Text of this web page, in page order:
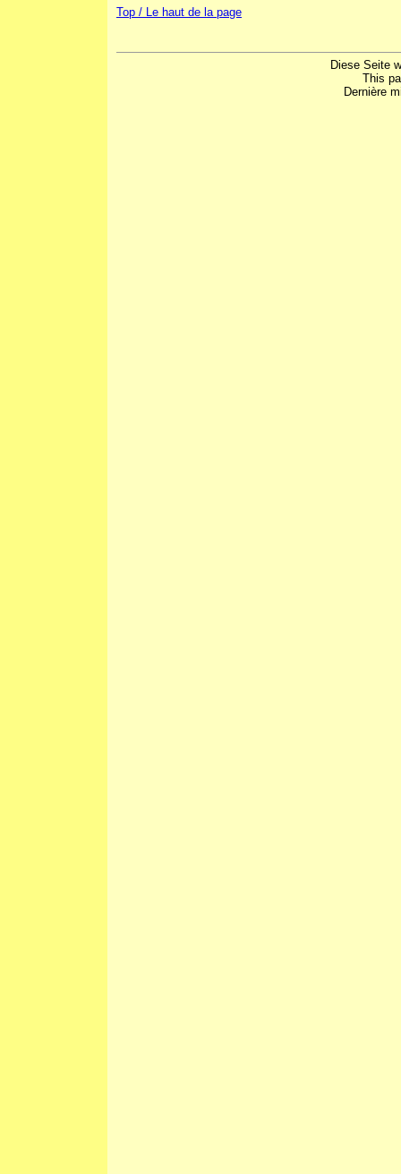
Top / Le haut de la page
Diese Seite
This
Dernière